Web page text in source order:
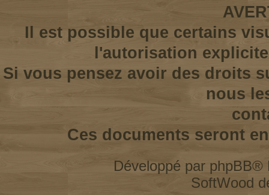
Il est possible que certains
l'autorisation
Si vous pensez avoir des droits
nous
Ces documents seront
Développé par phpBB®
SoftWood